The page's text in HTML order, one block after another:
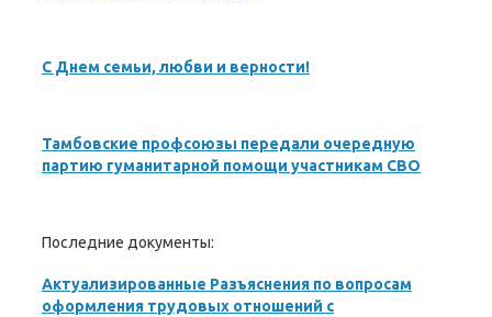
С Днем семьи, любви и верности!
Тамбовские профсоюзы передали очередную
партию гуманитарной помощи участникам СВО
Последние документы:
Актуализированные Разъяснения по вопросам
оформления трудовых отношений с